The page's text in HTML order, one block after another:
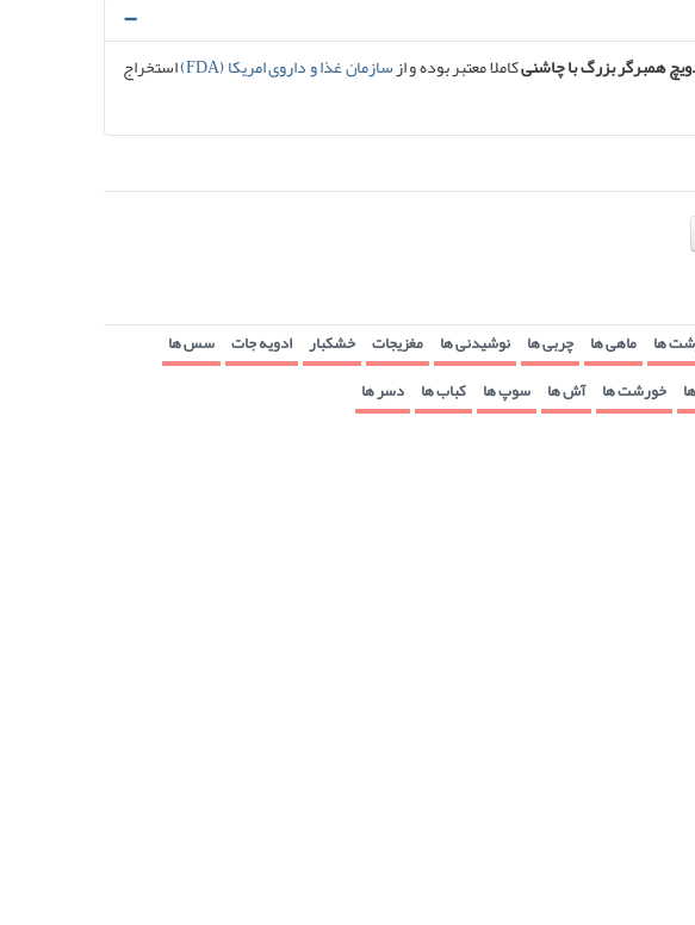
همبرگر بزرگ با چاشنیکاملا معتبر بوده و ازسازمان غذا و داروی امریکا (FDA)
استخراج
ها ماهی ها چربی ها نوشیدنی ها مغزیجات خشکبار ادویه جات سس ها
خورشت ها آش ها سوپ ها کباب ها دسر ها